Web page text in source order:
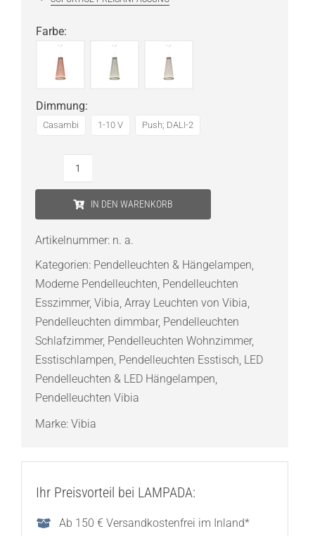
Farbe:
Dimmung:
Casambi 1-10 V Push; DALI-2
Menge
IN DEN WARENKORB
Artikelnummer: n. a.
Kategorien: Pendelleuchten & Hängelampen,
Moderne Pendelleuchten, Pendelleuchten
Esszimmer, Vibia, Array Leuchten von Vibia,
Pendelleuchten dimmbar, Pendelleuchten
Schlafzimmer, Pendelleuchten Wohnzimmer,
Esstischlampen, Pendelleuchten Esstisch, LED
Pendelleuchten & LED Hängelampen,
Pendelleuchten Vibia
Marke: Vibia
Ihr Preisvorteil bei LAMPADA:
Ab 150 € Versandkostenfrei im Inland*